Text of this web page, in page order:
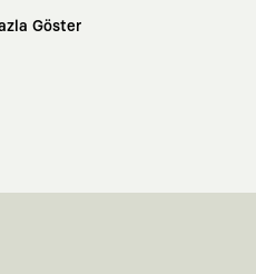
Göster